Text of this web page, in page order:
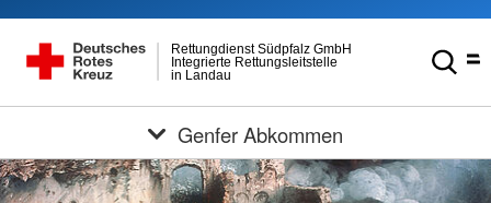
in Landau
Integrierte Rettungsleitstelle
Rettungdienst Südpfalz GmbH
Genfer Abkommen